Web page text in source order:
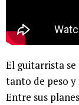
El guitarrista
tanto de peso
Entre sus